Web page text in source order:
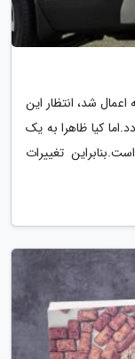
اعمال شد، انتظار این
کیا ظاهرا به یک
تغییرات